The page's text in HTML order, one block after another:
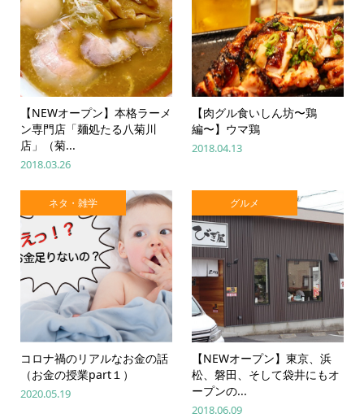
【NEWオープン】本格ラーメ
ン専門店「麺処たる八菊川
店」（菊...
2018.03.26
【肉グル食いしん坊〜鶏
編〜】ウマ鶏
2018.04.13
ネタ・雑学
コロナ禍のリアルなお金の話
（お金の授業part１）
2020.05.19
グルメ
【NEWオープン】東京、浜
松、磐田、そして袋井にもオ
ープンの...
2018.06.09